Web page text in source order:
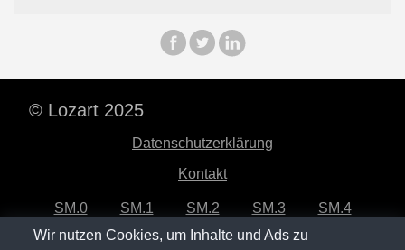
© Lozart 2025
Datenschutzerklärung
Kontakt
SM.0 SM.1 SM.2 SM.3
SM.4
SM.5
SM.6 SM.7 SM.8
Wir nutzen Cookies, um Inhalte und Ads zu